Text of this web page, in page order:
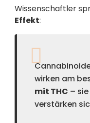
Wissenschaftler
Effekt:
wirken am
mit THC –
verstärken